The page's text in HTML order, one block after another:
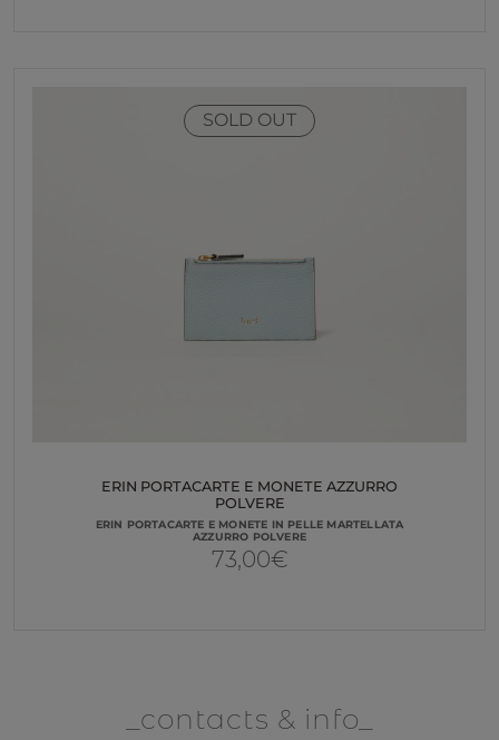
ERIN PORTACARTE E MONETE AZZURRO
POLVERE
ERIN PORTACARTE E MONETE IN PELLE MARTELLATA
AZZURRO POLVERE
73,00€
SOLD OUT
contacts & info